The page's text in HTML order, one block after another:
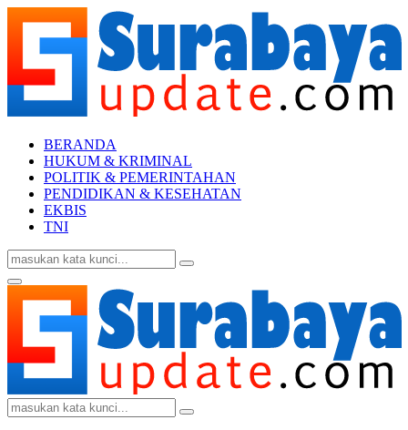
BERANDA
HUKUM & KRIMINAL
POLITIK & PEMERINTAHAN
PENDIDIKAN & KESEHATAN
EKBIS
TNI
Search
for:
Search
Facebook
Twitter
Youtube
Primary
Menu
Search
for:
Search